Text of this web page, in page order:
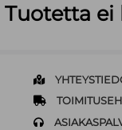
Tuotetta ei